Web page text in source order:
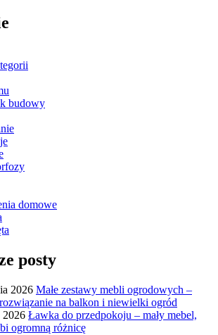
budowy
domowe
posty
2026 Małe zestawy mebli ogrodowych –
na balkon i niewielki ogród
2026 Ławka do przedpokoju – mały mebel,
ogromną różnicę